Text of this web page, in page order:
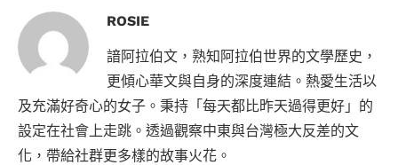
ROSIE
諳阿拉伯文，熟知阿拉伯世界的文學歷史，
更傾心華文與自身的深度連結。熱愛生活以
及充滿好奇心的女子。秉持「每天都比昨天過得更好」的
設定在社會上走跳。透過觀察中東與台灣極大反差的文
化，帶給社群更多樣的故事火花。